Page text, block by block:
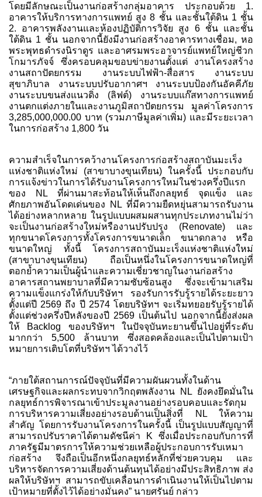
โดยมีลักษณะเป็นงานก่อสร้างกลุ่มอาคาร ประกอบด้วย 1.
อาคารให้บริการทางการแพทย์ สูง 8 ชั้น และชั้นใต้ดิน 1 ชั้น
2. อาคารพลังงานและห้องปฏิบัติการวิจัย สูง 6 ชั้น และชั้น
ใต้ดิน 1 ชั้น นอกจากนี้ยังมีงานก่อสร้างอาคารทางเชื่อม, หอ
พระพุทธดำรงนิราดูร และอาศรมพระอาจารย์แพทย์ใหญ่ชีวก
โกมารภัจจ์ ซึ่งครอบคลุมขอบข่ายงานตั้งแต่ งานโครงสร้าง
งานสถาปัตยกรรม งานระบบไฟฟ้า-สื่อสาร งานระบบ
สุขาภิบาล งานระบบปรับอากาศฯ งานระบบป้องกันอัคคีภัย
งานระบบขนส่งแนวดิ่ง (ลิฟต์) งานระบบแก๊สทางการแพทย์
งานตกแต่งภายในและงานภูมิสถาปัตยกรรม มูลค่าโครงการ
3,285,000,000.00 บาท (รวมภาษีมูลค่าเพิ่ม) และมีระยะเวลา
ในการก่อสร้าง 1,800 วัน
ความสำเร็จในการคว้างานโครงการก่อสร้างสถาบันมะเร็ง
แห่งชาติแห่งใหม่ (สาขาบางขุนเทียน) ในครั้งนี้ ประกอบกับ
การแจ้งข่าวในการได้รับงานโครงการใหม่ในช่วงครึ่งปีแรก
ของ NL ที่ผ่านมาสะท้อนให้เห็นถึงกลยุทธ์ จุดแข็ง และ
ศักยภาพอันโดดเด่นของ NL ที่มีความยืดหยุ่นสามารถรับงาน
ได้อย่างหลากหลาย ในรูปแบบผสมผสานทุกประเภทงานไม่ว่า
จะเป็นงานก่อสร้างใหม่หรืองานปรับปรุง (Renovate) และ
ทุกขนาดโครงการทั้งโครงการขนาดเล็ก ขนาดกลาง หรือ
ขนาดใหญ่ ทั้งนี้ โครงการสถาบันมะเร็งแห่งชาติแห่งใหม่
(สาขาบางขุนเทียน) ถือเป็นหนึ่งในโครงการขนาดใหญ่ที่
ตอกย้ำความเป็นผู้นำและความเชี่ยวชาญในงานก่อสร้าง
อาคารสถานพยาบาลที่มีความซับซ้อนสูง ซึ่งจะเข้ามาเสริม
ความแข็งแกร่งให้กับบริษัทฯ รองรับการรับรู้รายได้ระยะยาว
ตั้งแต่ปี 2569 ถึง ปี 2574 โดยบริษัทฯ จะเริ่มทยอยรับรู้รายได้
ตั้งแต่ช่วงครึ่งปีหลังของปี 2569 เป็นต้นไป นอกจากนี้ยังส่งผล
ให้ Backlog ของบริษัทฯ ในปัจจุบันทะยานขึ้นไปอยู่ที่ระดับ
มากกว่า 5,500 ล้านบาท ซึ่งสอดคล้องและเป็นไปตามเป้า
หมายการเติบโตที่บริษัทฯ ได้วางไว้
“ภายใต้สถานการณ์ปัจจุบันที่มีความผันผวนทั้งในด้าน
เศรษฐกิจและผลกระทบจากวิกฤตพลังงาน NL ยังคงยึดมั่นใน
กลยุทธ์การพิจารณาเข้าประมูลงานอย่างรอบคอบและรัดกุม
การบริหารความเสี่ยงอย่างรอบด้านเป็นสิ่งที่ NL ให้ความ
สำคัญ โดยการรับงานโครงการในครั้งนี้ เป็นรูปแบบสัญญาที่
สามารถปรับราคาได้ตามดัชนีค่า K ซึ่งเมื่อประกอบกับการที่
ภาครัฐมีมาตรการให้ความช่วยเหลือผู้ประกอบการรับเหมา
ก่อสร้าง จึงถือเป็นอีกหนึ่งกลยุทธ์หลักที่ช่วยควบคุม และ
บริหารจัดการความเสี่ยงด้านต้นทุนได้อย่างมีประสิทธิภาพ ส่ง
ผลให้บริษัทฯ สามารถขับเคลื่อนการดำเนินงานให้เป็นไปตาม
เป้าหมายที่ตั้งไว้ได้อย่างมั่นคง” นายศรันย์ กล่าว